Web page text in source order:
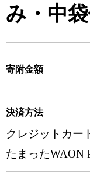
み・中
寄附金額
決済方法
クレジットカー
たまったWAON